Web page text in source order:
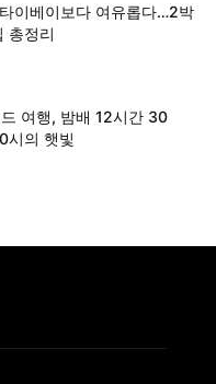
이베이보다 여유롭다…2박
총정리
여행, 밤배 12시간 30
시의 햇빛